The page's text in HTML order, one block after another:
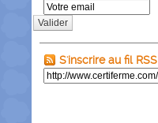
Valider
S'inscrire au fil RSS